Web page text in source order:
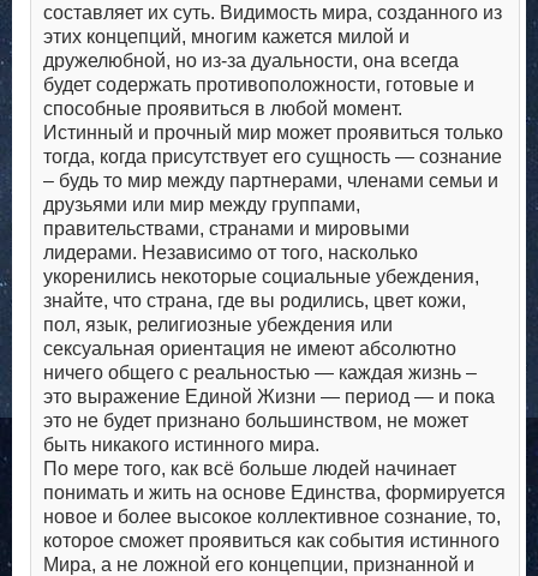
составляет их суть. Видимость мира, созданного из
этих концепций, многим кажется милой и
дружелюбной, но из-за дуальности, она всегда
будет содержать противоположности, готовые и
способные проявиться в любой момент.
Истинный и прочный мир может проявиться только
тогда, когда присутствует его сущность — сознание
– будь то мир между партнерами, членами семьи и
друзьями или мир между группами,
правительствами, странами и мировыми
лидерами. Независимо от того, насколько
укоренились некоторые социальные убеждения,
знайте, что страна, где вы родились, цвет кожи,
пол, язык, религиозные убеждения или
сексуальная ориентация не имеют абсолютно
ничего общего с реальностью — каждая жизнь –
это выражение Единой Жизни — период — и пока
это не будет признано большинством, не может
быть никакого истинного мира.
По мере того, как всё больше людей начинает
понимать и жить на основе Единства, формируется
новое и более высокое коллективное сознание, то,
которое сможет проявиться как события истинного
Мира, а не ложной его концепции, признанной и